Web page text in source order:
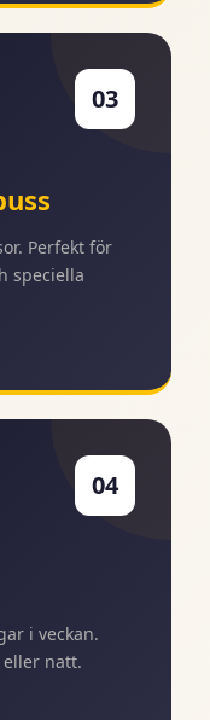
03
Perfekt för
speciella
04
i veckan.
eller natt.